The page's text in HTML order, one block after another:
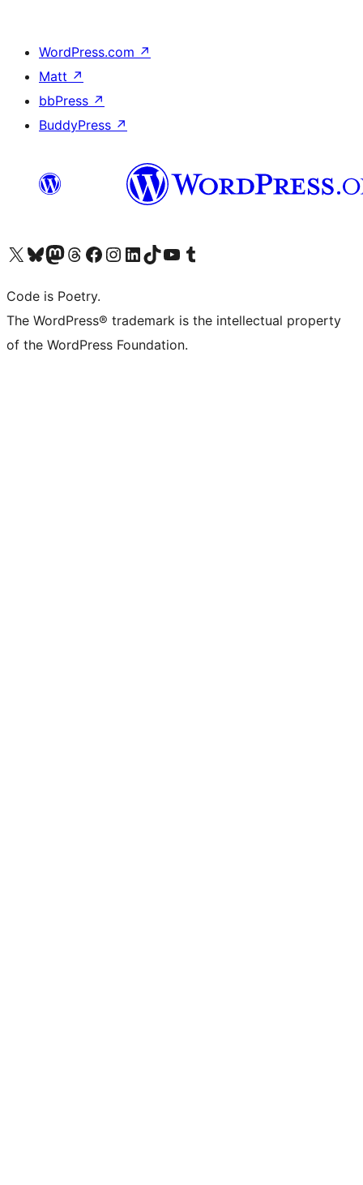
WordPress.com ↗
Matt ↗
bbPress ↗
BuddyPress ↗
Visita il nostro account X (ex Twitter)
Visita il nostro account Bluesky
Visita il nostro account Mastodon
Visita il nostro account Threads
Visita la nostra pagina Facebook
Visita il nostro account Instagram
Visita il nostro account LinkedIn
Visita il nostro account TikTok
Visita il nostro canale YouTube
Visita il nostro account Tumblr
Code is Poetry.
The WordPress® trademark is the intellectual property
of the WordPress Foundation.